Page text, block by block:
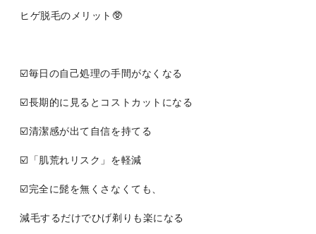
ヒゲ脱毛のメリット🥸
☑️毎日の自己処理の手間がなくなる
☑️長期的に見るとコストカットになる
☑️清潔感が出て自信を持てる
☑️「肌荒れリスク」を軽減
☑️完全に髭を無くさなくても、
減毛するだけでひげ剃りも楽になる